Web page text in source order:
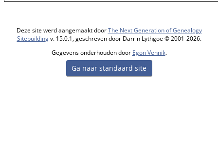
Deze site werd aangemaakt doorThe Next Generation of Genealogy
Sitebuildingv. 15.0.1, geschreven door Darrin Lythgoe © 2001-2026.
Gegevens onderhouden door Egon Vennik.
Ga naar standaard site